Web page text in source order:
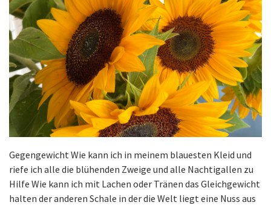
Gegengewicht Wie kann ich in meinem blauesten Kleid und
riefe ich alle die blühenden Zweige und alle Nachtigallen zu
Hilfe Wie kann ich mit Lachen oder Tränen das Gleichgewicht
halten der anderen Schale in der die Welt liegt eine Nuss aus